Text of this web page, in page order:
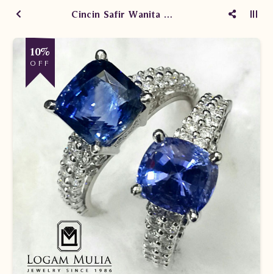
Cincin Safir Wanita CRW.SD.MJ2222R/2 tess
10%
OFF